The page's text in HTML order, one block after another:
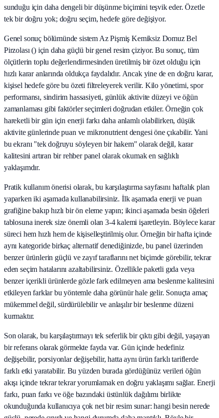
sunduğu için daha dengeli bir düşünme biçimini teşvik eder. Özetle
tek bir doğru yok; doğru seçim, hedefe göre değişiyor.
Genel sonuç bölümünde sistem Az Pişmiş Kemiksiz Domuz Bel
Pirzolası () için daha güçlü bir genel resim çiziyor. Bu sonuç, tüm
ölçütlerin toplu değerlendirmesinden üretilmiş bir özet olduğu için
hızlı karar anlarında oldukça faydalıdır. Ancak yine de en doğru karar,
kişisel hedefe göre bu özeti filtreleyerek verilir. Kilo yönetimi, spor
performansı, sindirim hassasiyeti, günlük aktivite düzeyi ve öğün
zamanlaması gibi faktörler seçimleri doğrudan etkiler. Örneğin çok
hareketli bir gün için enerji farkı daha anlamlı olabilirken, düşük
aktivite günlerinde puan ve mikronutrient dengesi öne çıkabilir. Yani
bu ekranı "tek doğruyu söyleyen bir hakem" olarak değil, karar
kalitesini artıran bir rehber panel olarak okumak en sağlıklı
yaklaşımdır.
Pratik kullanım önerisi olarak, bu karşılaştırma sayfasını haftalık plan
yaparken iki aşamada kullanabilirsiniz. İlk aşamada enerji ve puan
grafiğine bakıp hızlı bir ön eleme yapın; ikinci aşamada besin öğeleri
tablosuna inerek size önemli olan 3-4 kalemi işaretleyin. Böylece karar
süreci hem hızlı hem de kişiselleştirilmiş olur. Örneğin bir hafta içinde
aynı kategoride birkaç alternatif denediğinizde, bu panel üzerinden
benzer ürünlerin güçlü ve zayıf taraflarını net biçimde görebilir, tekrar
eden seçim hatalarını azaltabilirsiniz. Özellikle paketli gıda veya
benzer içerikli ürünlerde gözle fark edilmeyen ama beslenme kalitesini
etkileyen farklar bu yöntemle daha görünür hale gelir. Sonuçta amaç
mükemmel değil, sürdürülebilir ve anlaşılır bir beslenme düzeni
kurmaktır.
Son olarak, bu karşılaştırmayı tek seferlik bir çıktı gibi değil, yaşayan
bir referans olarak görmekte fayda var. Gün içinde hedefiniz
değişebilir, porsiyonlar değişebilir, hatta aynı ürün farklı tariflerde
farklı etki yaratabilir. Bu yüzden burada gördüğünüz verileri öğün
akışı içinde tekrar tekrar yorumlamak en doğru yaklaşımı sağlar. Enerji
farkı, puan farkı ve öğe bazındaki üstünlük dağılımı birlikte
okunduğunda kullanıcıya çok net bir resim sunar: hangi besin nerede